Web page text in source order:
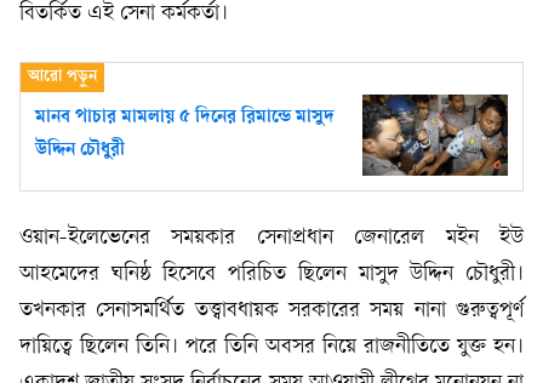
বিতর্কিত এই সেনা কর্মকর্তা।
মানব পাচার মামলায় ৫ দিনের রিমান্ডে মাসুদ
উদ্দিন চৌধুরী
ওয়ান-ইলেভেনের সময়কার সেনাপ্রধান জেনারেল মইন ইউ
আহমেদের ঘনিষ্ঠ হিসেবে পরিচিত ছিলেন মাসুদ উদ্দিন চৌধুরী।
তখনকার সেনাসমর্থিত তত্ত্বাবধায়ক সরকারের সময় নানা গুরুত্বপূর্ণ
দায়িত্বে ছিলেন তিনি। পরে তিনি অবসর নিয়ে রাজনীতিতে যুক্ত হন।